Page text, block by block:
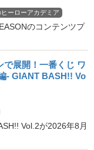
ーローアカデミア
のコンテンツプ
で展開！一番くじ ワ
- GIANT BASH!! Vo
Vol.2が2026年8月